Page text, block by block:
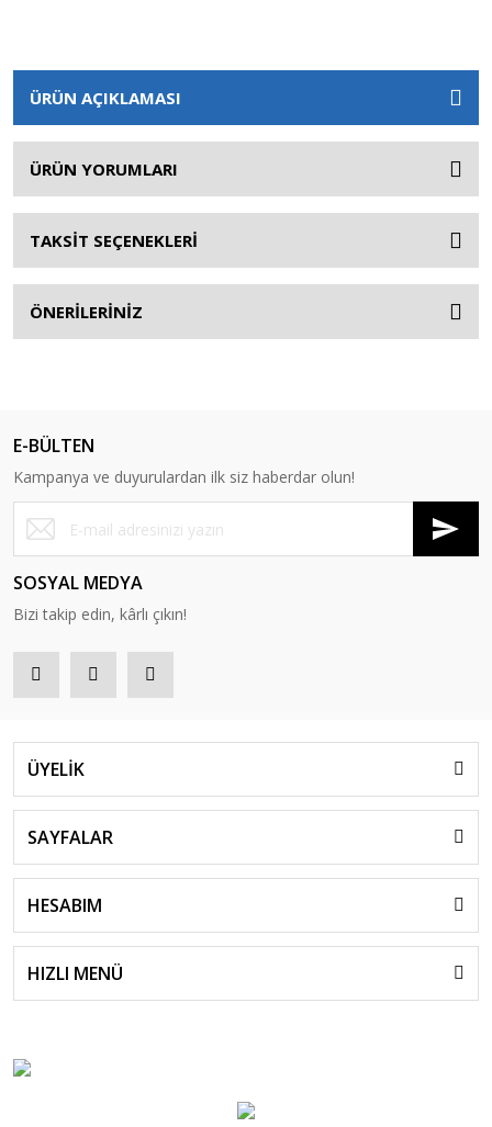
ÜRÜN AÇIKLAMASI
ÜRÜN YORUMLARI
TAKSİT SEÇENEKLERİ
ÖNERİLERİNİZ
E-BÜLTEN
Kampanya ve duyurulardan ilk siz haberdar olun!
SOSYAL MEDYA
Bizi takip edin, kârlı çıkın!
ÜYELİK
SAYFALAR
HESABIM
HIZLI MENÜ